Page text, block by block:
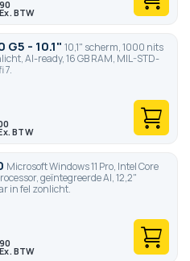
90
G5 - 10.1" 10,1" scherm, 1000 nits
AI-ready, 16 GB RAM, MIL-STD-
7.
Microsoft Windows 11 Pro, Intel Core
geïntegreerde AI, 12,2"
in fel zonlicht.
90